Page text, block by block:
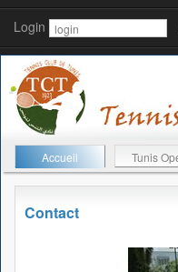
Login
Accueil Tunis
Contact